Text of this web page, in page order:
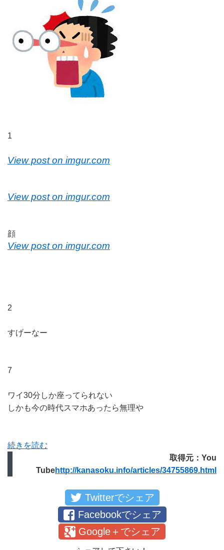
1
View post on imgur.com
View post on imgur.com
顔
View post on imgur.com
2
すげーなー
7
ワイ30分しか座ってられない
しかも今の時代スマホあったら無理や
続きを読む
取得元：You
Tubehttp://kanasoku.info/articles/34755869.html
Twitterでシェア
Facebookでシェア
Google＋でシェア